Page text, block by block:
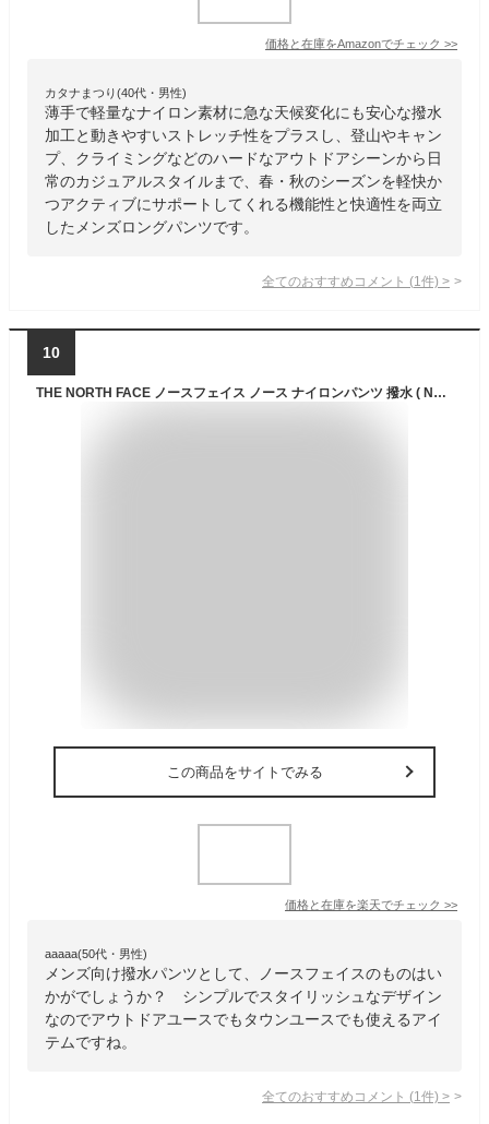
価格と在庫をAmazonでチェック >>
カタナまつり(40代・男性)
薄手で軽量なナイロン素材に急な天候変化にも安心な撥水
加工と動きやすいストレッチ性をプラスし、登山やキャン
プ、クライミングなどのハードなアウトドアシーンから日
常のカジュアルスタイルまで、春・秋のシーズンを軽快か
つアクティブにサポートしてくれる機能性と快適性を両立
したメンズロングパンツです。
全てのおすすめコメント (1 件) >
10
THE NORTH FACE ノースフェイス ノース ナイロンパンツ 撥水 ( NB32602 ) パンツ ボトムス ズボン ジム ジム着 筋トレ 軽量パンツ 撥水パンツ メンズ ブランド カジュアル アメカジ アウトドア スポーツ
この商品をサイトでみる
価格と在庫を楽天でチェック >>
aaaaa(50代・男性)
メンズ向け撥水パンツとして、ノースフェイスのものはい
かがでしょうか？ シンプルでスタイリッシュなデザイン
なのでアウトドアユースでもタウンユースでも使えるアイ
テムですね。
全てのおすすめコメント (1 件) >